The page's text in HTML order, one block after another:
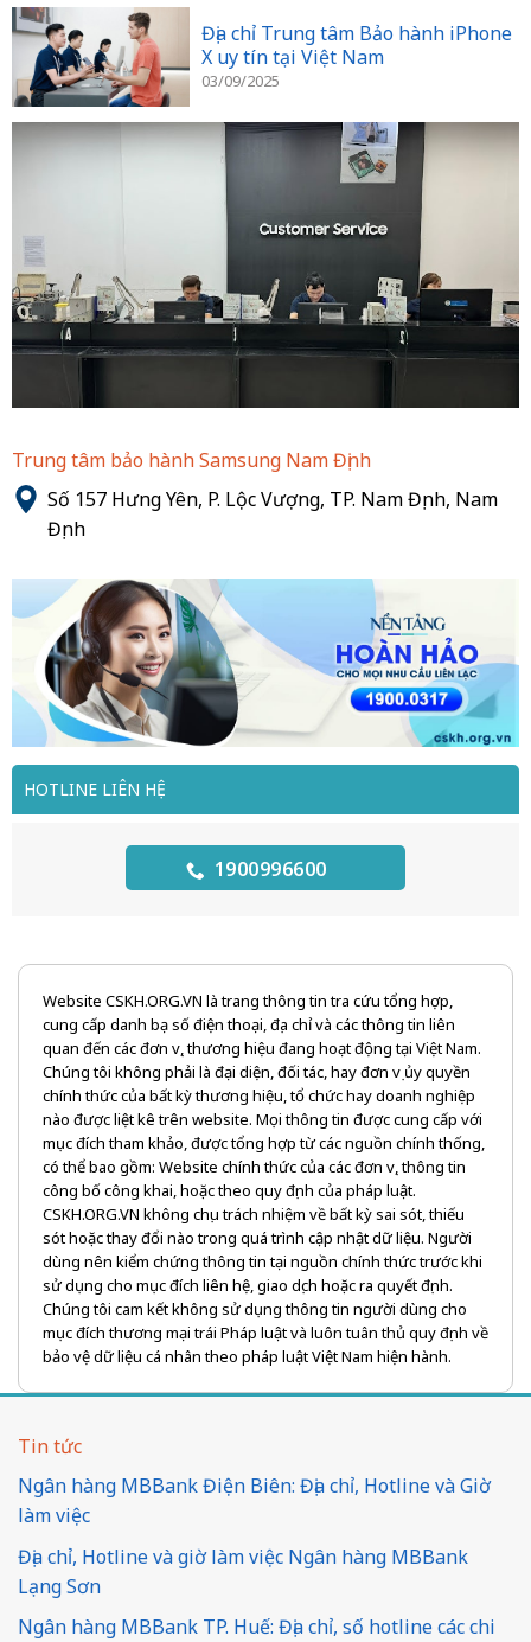
Trung tâm bảo hành Samsung Nam Định
Số 157 Hưng Yên, P. Lộc Vượng, TP. Nam Định, Nam
Định
HOTLINE LIÊN HỆ
1900996600
Địa chỉ Trung tâm Bảo hành iPhone
X uy tín tại Việt Nam
03/09/2025
Website CSKH.ORG.VN là trang thông tin tra cứu tổng hợp,
cung cấp danh bạ số điện thoại, địa chỉ và các thông tin liên
quan đến các đơn vị, thương hiệu đang hoạt động tại Việt Nam.
Chúng tôi không phải là đại diện, đối tác, hay đơn vị ủy quyền
chính thức của bất kỳ thương hiệu, tổ chức hay doanh nghiệp
nào được liệt kê trên website. Mọi thông tin được cung cấp với
mục đích tham khảo, được tổng hợp từ các nguồn chính thống,
có thể bao gồm: Website chính thức của các đơn vị, thông tin
công bố công khai, hoặc theo quy định của pháp luật.
CSKH.ORG.VN không chịu trách nhiệm về bất kỳ sai sót, thiếu
sót hoặc thay đổi nào trong quá trình cập nhật dữ liệu. Người
dùng nên kiểm chứng thông tin tại nguồn chính thức trước khi
sử dụng cho mục đích liên hệ, giao dịch hoặc ra quyết định.
Chúng tôi cam kết không sử dụng thông tin người dùng cho
mục đích thương mại trái Pháp luật và luôn tuân thủ quy định về
bảo vệ dữ liệu cá nhân theo pháp luật Việt Nam hiện hành.
Tin tức
Ngân hàng MBBank Điện Biên: Địa chỉ, Hotline và Giờ
làm việc
Địa chỉ, Hotline và giờ làm việc Ngân hàng MBBank
Lạng Sơn
Ngân hàng MBBank TP. Huế: Địa chỉ, số hotline các chi